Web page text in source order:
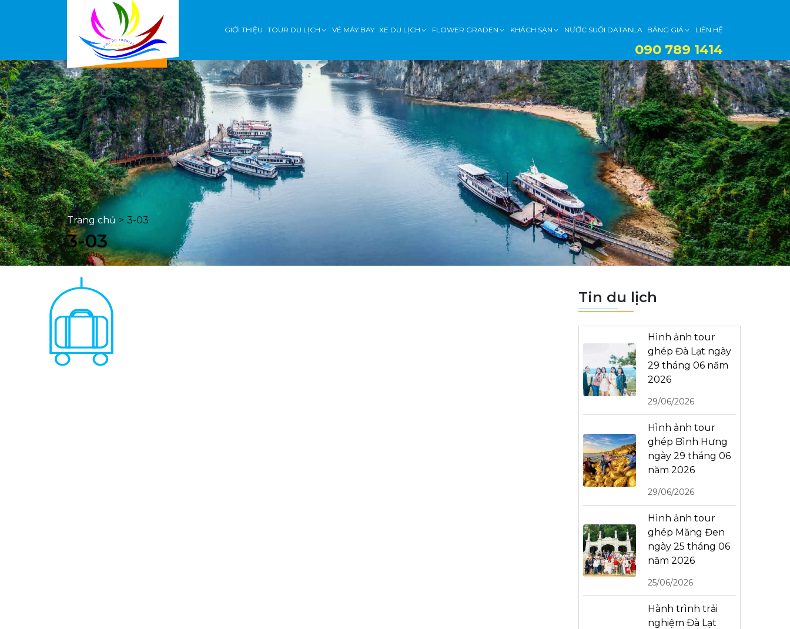
GIỚI THIỆU TOUR DU LỊCH VÉ MÁY BAY XE DU LỊCH FLOWER GRADEN KHÁCH SẠN NƯỚC SUỐI DATANLA BẢNG GIÁ LIÊN HỆ
090 789 1414
Trang chủ > 3-03
3-03
Tin du lịch
Hình ảnh tour
ghép Đà Lạt ngày
29 tháng 06 năm
2026
29/06/2026
Hình ảnh tour
ghép Bình Hưng
ngày 29 tháng 06
năm 2026
29/06/2026
Hình ảnh tour
ghép Măng Đen
ngày 25 tháng 06
năm 2026
25/06/2026
Hành trình trải
nghiệm Đà Lạt